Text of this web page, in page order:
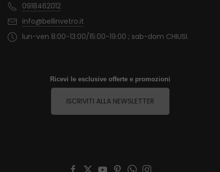
0918462012
info@bellinvetro.it
lun-ven 8:00-13:00/15:00-19:00 ; sab-dom CHIUSI.
Ricevi le esclusive offerte e promozioni
ISCRIVITI ALLA NEWSLETTER